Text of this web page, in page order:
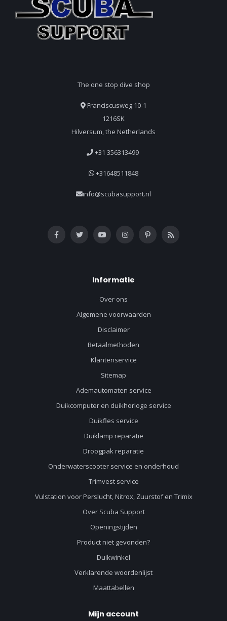
The one stop dive shop
Franciscusweg 10-1
1216SK
Hilversum, the Netherlands
+31 356313499
+31648511848
info@scubasupport.nl
Informatie
Over ons
Algemene voorwaarden
Disclaimer
Betaalmethoden
Klantenservice
Sitemap
Ademautomaten service
Duikcomputer en duikhorloge service
Duikfles service
Duiklamp reparatie
Droogpak reparatie
Onderwaterscooter service en onderhoud
Trimvest service
Vulstation voor Perslucht, Nitrox, Zuurstof en Trimix
Over Scuba Support
Openingstijden
Product niet gevonden?
Duikwinkel
Verklarende woordenlijst
Maattabellen
Mijn account